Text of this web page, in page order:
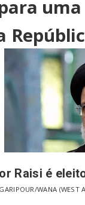
uma
Raisi é
WANA (WEST